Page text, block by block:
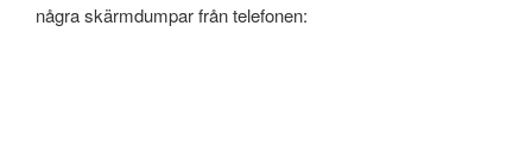
några skärmdumpar från telefonen: